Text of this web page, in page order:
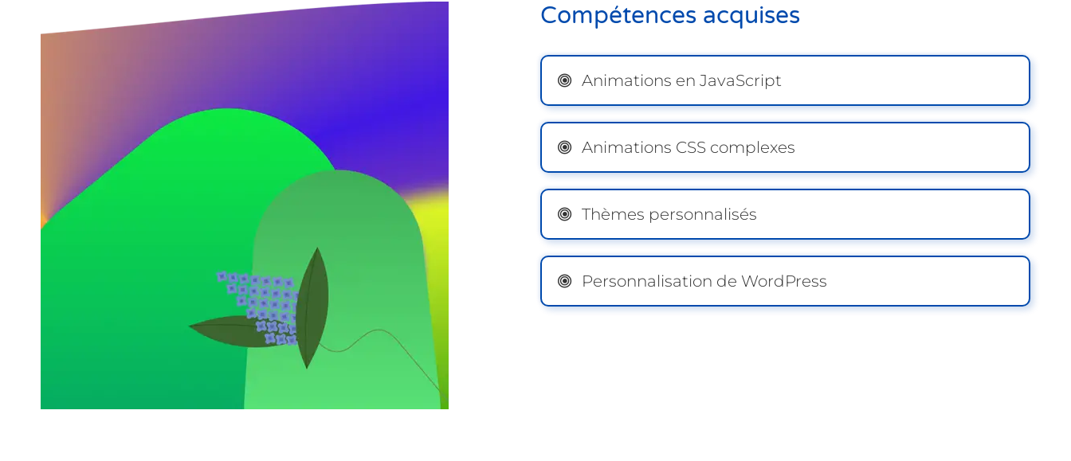
Compétences acquises
Animations en JavaScript
Animations CSS complexes
Thèmes personnalisés
Personnalisation de WordPress